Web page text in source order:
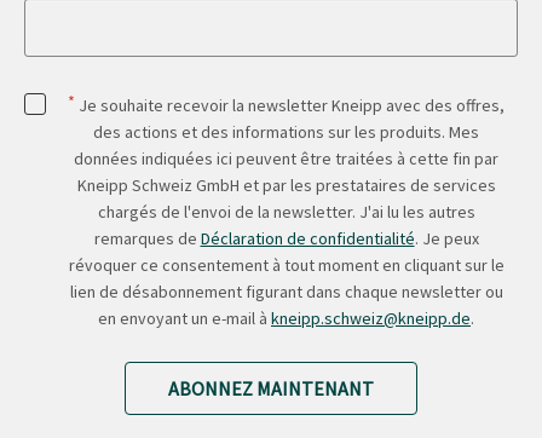
* Je souhaite recevoir la newsletter Kneipp avec des offres,
des actions et des informations sur les produits. Mes
données indiquées ici peuvent être traitées à cette fin par
Kneipp Schweiz GmbH et par les prestataires de services
chargés de l'envoi de la newsletter. J'ai lu les autres
remarques de Déclaration de confidentialité. Je peux
révoquer ce consentement à tout moment en cliquant sur le
lien de désabonnement figurant dans chaque newsletter ou
en envoyant un e-mail à kneipp.schweiz@kneipp.de.
ABONNEZ MAINTENANT